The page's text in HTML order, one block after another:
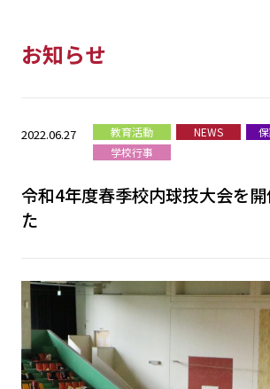
お知らせ
2022.06.27 教育活動 NEWS
学校行事
令和4年度春季校内球技大会を
た